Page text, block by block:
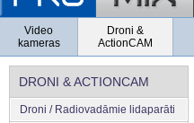
Video
kameras
Droni &
ActionCAM
DRONI & ACTIONCAM
Droni / Radiovadāmie lidaparāti